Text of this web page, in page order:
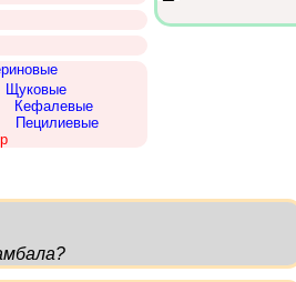
Щуковые
Кефалевые
Пецилиевые